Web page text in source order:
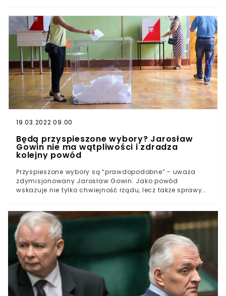
dokumenty, które wskazują na dymisję Grzegorza
Waltera, komendanta Głównego Ochotniczych Hufców
19.03.2022 09:00
Będą przyspieszone wybory? Jarosław
Gowin nie ma wątpliwości i zdradza
kolejny powód
Przyspieszone wybory są “prawdopodobne” - uważa
zdymisjonowany Jarosław Gowin. Jako powód
wskazuje nie tylko chwiejność rządu, lecz także sprawy
będą cięcia budżetowe.